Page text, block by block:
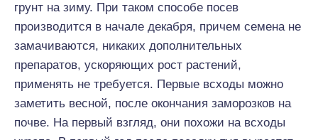
грунт на зиму. При таком способе посев
производится в начале декабря, причем семена не
замачиваются, никаких дополнительных
препаратов, ускоряющих рост растений,
применять не требуется. Первые всходы можно
заметить весной, после окончания заморозков на
почве. На первый взгляд, они похожи на всходы